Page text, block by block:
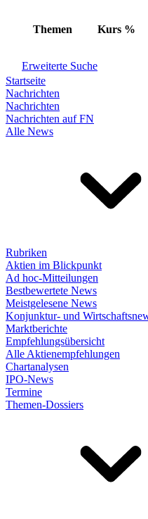
Themen Kurs %
Erweiterte Suche
Startseite
Nachrichten
Nachrichten
Nachrichten auf FN
Alle News
Rubriken
Aktien im Blickpunkt
Ad hoc-Mitteilungen
Bestbewertete News
Meistgelesene News
Konjunktur- und
Marktberichte
Empfehlungsübersicht
Alle Aktienempfehlungen
Chartanalysen
IPO-News
Termine
Themen-Dossiers